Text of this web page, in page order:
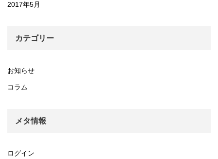
2017年5月
カテゴリー
お知らせ
コラム
メタ情報
ログイン